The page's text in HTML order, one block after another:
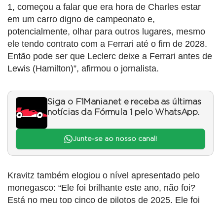
1, começou a falar que era hora de Charles estar
em um carro digno de campeonato e,
potencialmente, olhar para outros lugares, mesmo
ele tendo contrato com a Ferrari até o fim de 2028.
Então pode ser que Leclerc deixe a Ferrari antes de
Lewis (Hamilton)”, afirmou o jornalista.
Siga o F1Mania.net e receba as últimas
notícias da Fórmula 1 pelo WhatsApp.
Junte-se ao nosso canal!
Kravitz também elogiou o nível apresentado pelo
monegasco: “Ele foi brilhante este ano, não foi?
Está no meu top cinco de pilotos de 2025. Ele foi